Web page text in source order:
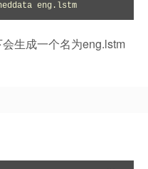
eng.lstm
生成一个名为eng.lstm